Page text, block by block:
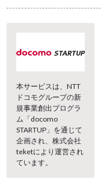
本サービスは、NTT
ドコモグループの新
規事業創出プログラ
ム「docomo
STARTUP」を通じて
企画され、株式会社
teketにより運営され
ています。